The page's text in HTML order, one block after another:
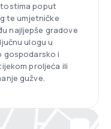
poput
te umjetničke
najljepše gradove
ulogu u
gospodarsko i
proljeća ili
gužve.